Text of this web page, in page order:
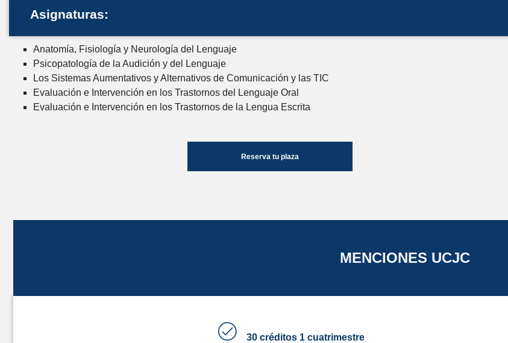
Asignaturas:
Anatomía, Fisiología y Neurología del Lenguaje
Psicopatología de la Audición y del Lenguaje
Los Sistemas Aumentativos y Alternativos de Comunicación y las TIC
Evaluación e Intervención en los Trastornos del Lenguaje Oral
Evaluación e Intervención en los Trastornos de la Lengua Escrita
Reserva tu plaza
MENCIONES UCJC
30 créditos 1 cuatrimestre